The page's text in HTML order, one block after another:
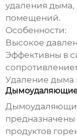
удаления дыма,
помещений.
Особенности:
Высокое
Эффективны в
Удаление дыма
Дымоудаляющие
продуктов